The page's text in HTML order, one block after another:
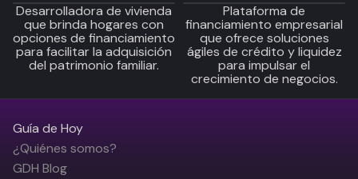
Desarrolladora de vivienda
que brinda hogares con
opciones de financiamiento
para facilitar la adquisición
del patrimonio familiar.
Plataforma de
financiamiento empresarial
que ofrece soluciones
ágiles de crédito y liquidez
para impulsar el
crecimiento de negocios.
Guía de Hoy
¿Quiénes somos?
GDH Blog